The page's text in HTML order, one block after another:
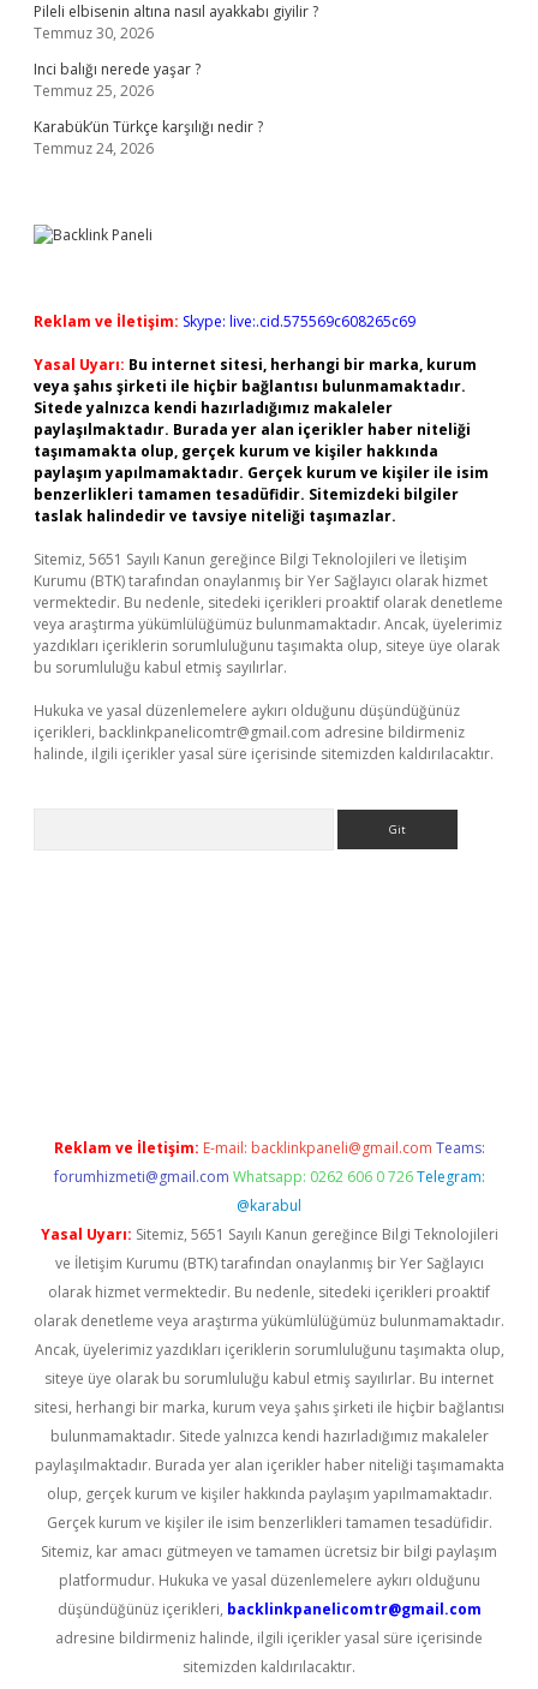
Pileli elbisenin altına nasıl ayakkabı giyilir ?
Temmuz 30, 2026
Inci balığı nerede yaşar ?
Temmuz 25, 2026
Karabük’ün Türkçe karşılığı nedir ?
Temmuz 24, 2026
Reklam ve İletişim: Skype: live:.cid.575569c608265c69
Yasal Uyarı: Bu internet sitesi, herhangi bir marka, kurum
veya şahıs şirketi ile hiçbir bağlantısı bulunmamaktadır.
Sitede yalnızca kendi hazırladığımız makaleler
paylaşılmaktadır. Burada yer alan içerikler haber niteliği
taşımamakta olup, gerçek kurum ve kişiler hakkında
paylaşım yapılmamaktadır. Gerçek kurum ve kişiler ile isim
benzerlikleri tamamen tesadüfidir. Sitemizdeki bilgiler
taslak halindedir ve tavsiye niteliği taşımazlar.
Sitemiz, 5651 Sayılı Kanun gereğince Bilgi Teknolojileri ve İletişim
Kurumu (BTK) tarafından onaylanmış bir Yer Sağlayıcı olarak hizmet
vermektedir. Bu nedenle, sitedeki içerikleri proaktif olarak denetleme
veya araştırma yükümlülüğümüz bulunmamaktadır. Ancak, üyelerimiz
yazdıkları içeriklerin sorumluluğunu taşımakta olup, siteye üye olarak
bu sorumluluğu kabul etmiş sayılırlar.
Hukuka ve yasal düzenlemelere aykırı olduğunu düşündüğünüz
içerikleri, backlinkpanelicomtr@gmail.com adresine bildirmeniz
halinde, ilgili içerikler yasal süre içerisinde sitemizden kaldırılacaktır.
Reklam ve İletişim: E-mail: backlinkpaneli@gmail.com Teams:
forumhizmeti@gmail.com Whatsapp: 0262 606 0 726 Telegram:
@karabul
Yasal Uyarı: Sitemiz, 5651 Sayılı Kanun gereğince Bilgi Teknolojileri
ve İletişim Kurumu (BTK) tarafından onaylanmış bir Yer Sağlayıcı
olarak hizmet vermektedir. Bu nedenle, sitedeki içerikleri proaktif
olarak denetleme veya araştırma yükümlülüğümüz bulunmamaktadır.
Ancak, üyelerimiz yazdıkları içeriklerin sorumluluğunu taşımakta olup,
siteye üye olarak bu sorumluluğu kabul etmiş sayılırlar. Bu internet
sitesi, herhangi bir marka, kurum veya şahıs şirketi ile hiçbir bağlantısı
bulunmamaktadır. Sitede yalnızca kendi hazırladığımız makaleler
paylaşılmaktadır. Burada yer alan içerikler haber niteliği taşımamakta
olup, gerçek kurum ve kişiler hakkında paylaşım yapılmamaktadır.
Gerçek kurum ve kişiler ile isim benzerlikleri tamamen tesadüfidir.
Sitemiz, kar amacı gütmeyen ve tamamen ücretsiz bir bilgi paylaşım
platformudur. Hukuka ve yasal düzenlemelere aykırı olduğunu
düşündüğünüz içerikleri, backlinkpanelicomtr@gmail.com
adresine bildirmeniz halinde, ilgili içerikler yasal süre içerisinde
sitemizden kaldırılacaktır.